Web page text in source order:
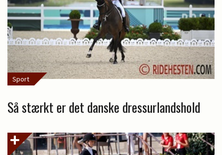
Sport
Så stærkt er det danske dressurlandshold